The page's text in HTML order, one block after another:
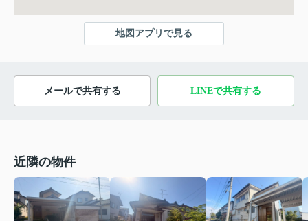
地図アプリで見る
メールで共有する LINEで共有する
近隣の物件